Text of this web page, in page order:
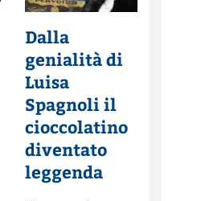
Dalla
genialità di
Luisa
Spagnoli il
cioccolatino
diventato
leggenda